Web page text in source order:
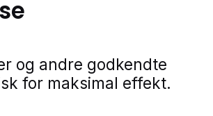
og andre godkendte
for maksimal effekt.